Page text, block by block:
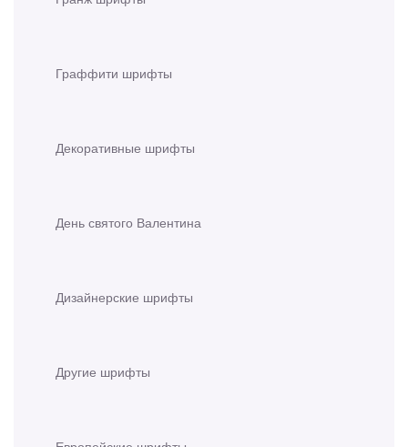
Граффити шрифты
Декоративные шрифты
День святого Валентина
Дизайнерские шрифты
Другие шрифты